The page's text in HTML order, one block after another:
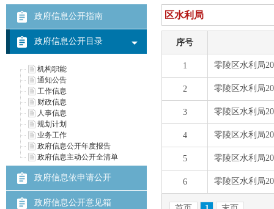
政府信息公开指南
政府信息公开目录
机构职能
通知公告
工作信息
财政信息
人事信息
规划计划
业务工作
政府信息公开年度报告
政府信息主动公开全清单
政府信息依申请公开
政府信息公开意见箱